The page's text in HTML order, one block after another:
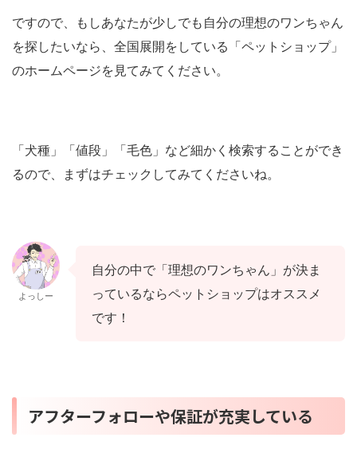
ですので、もしあなたが少しでも自分の理想のワンちゃん
を探したいなら、全国展開をしている「ペットショップ」
のホームページを見てみてください。
「犬種」「値段」「毛色」など細かく検索することができ
るので、まずはチェックしてみてくださいね。
よっしー
自分の中で「理想のワンちゃん」が決ま
っているならペットショップはオススメ
です！
アフターフォローや保証が充実している